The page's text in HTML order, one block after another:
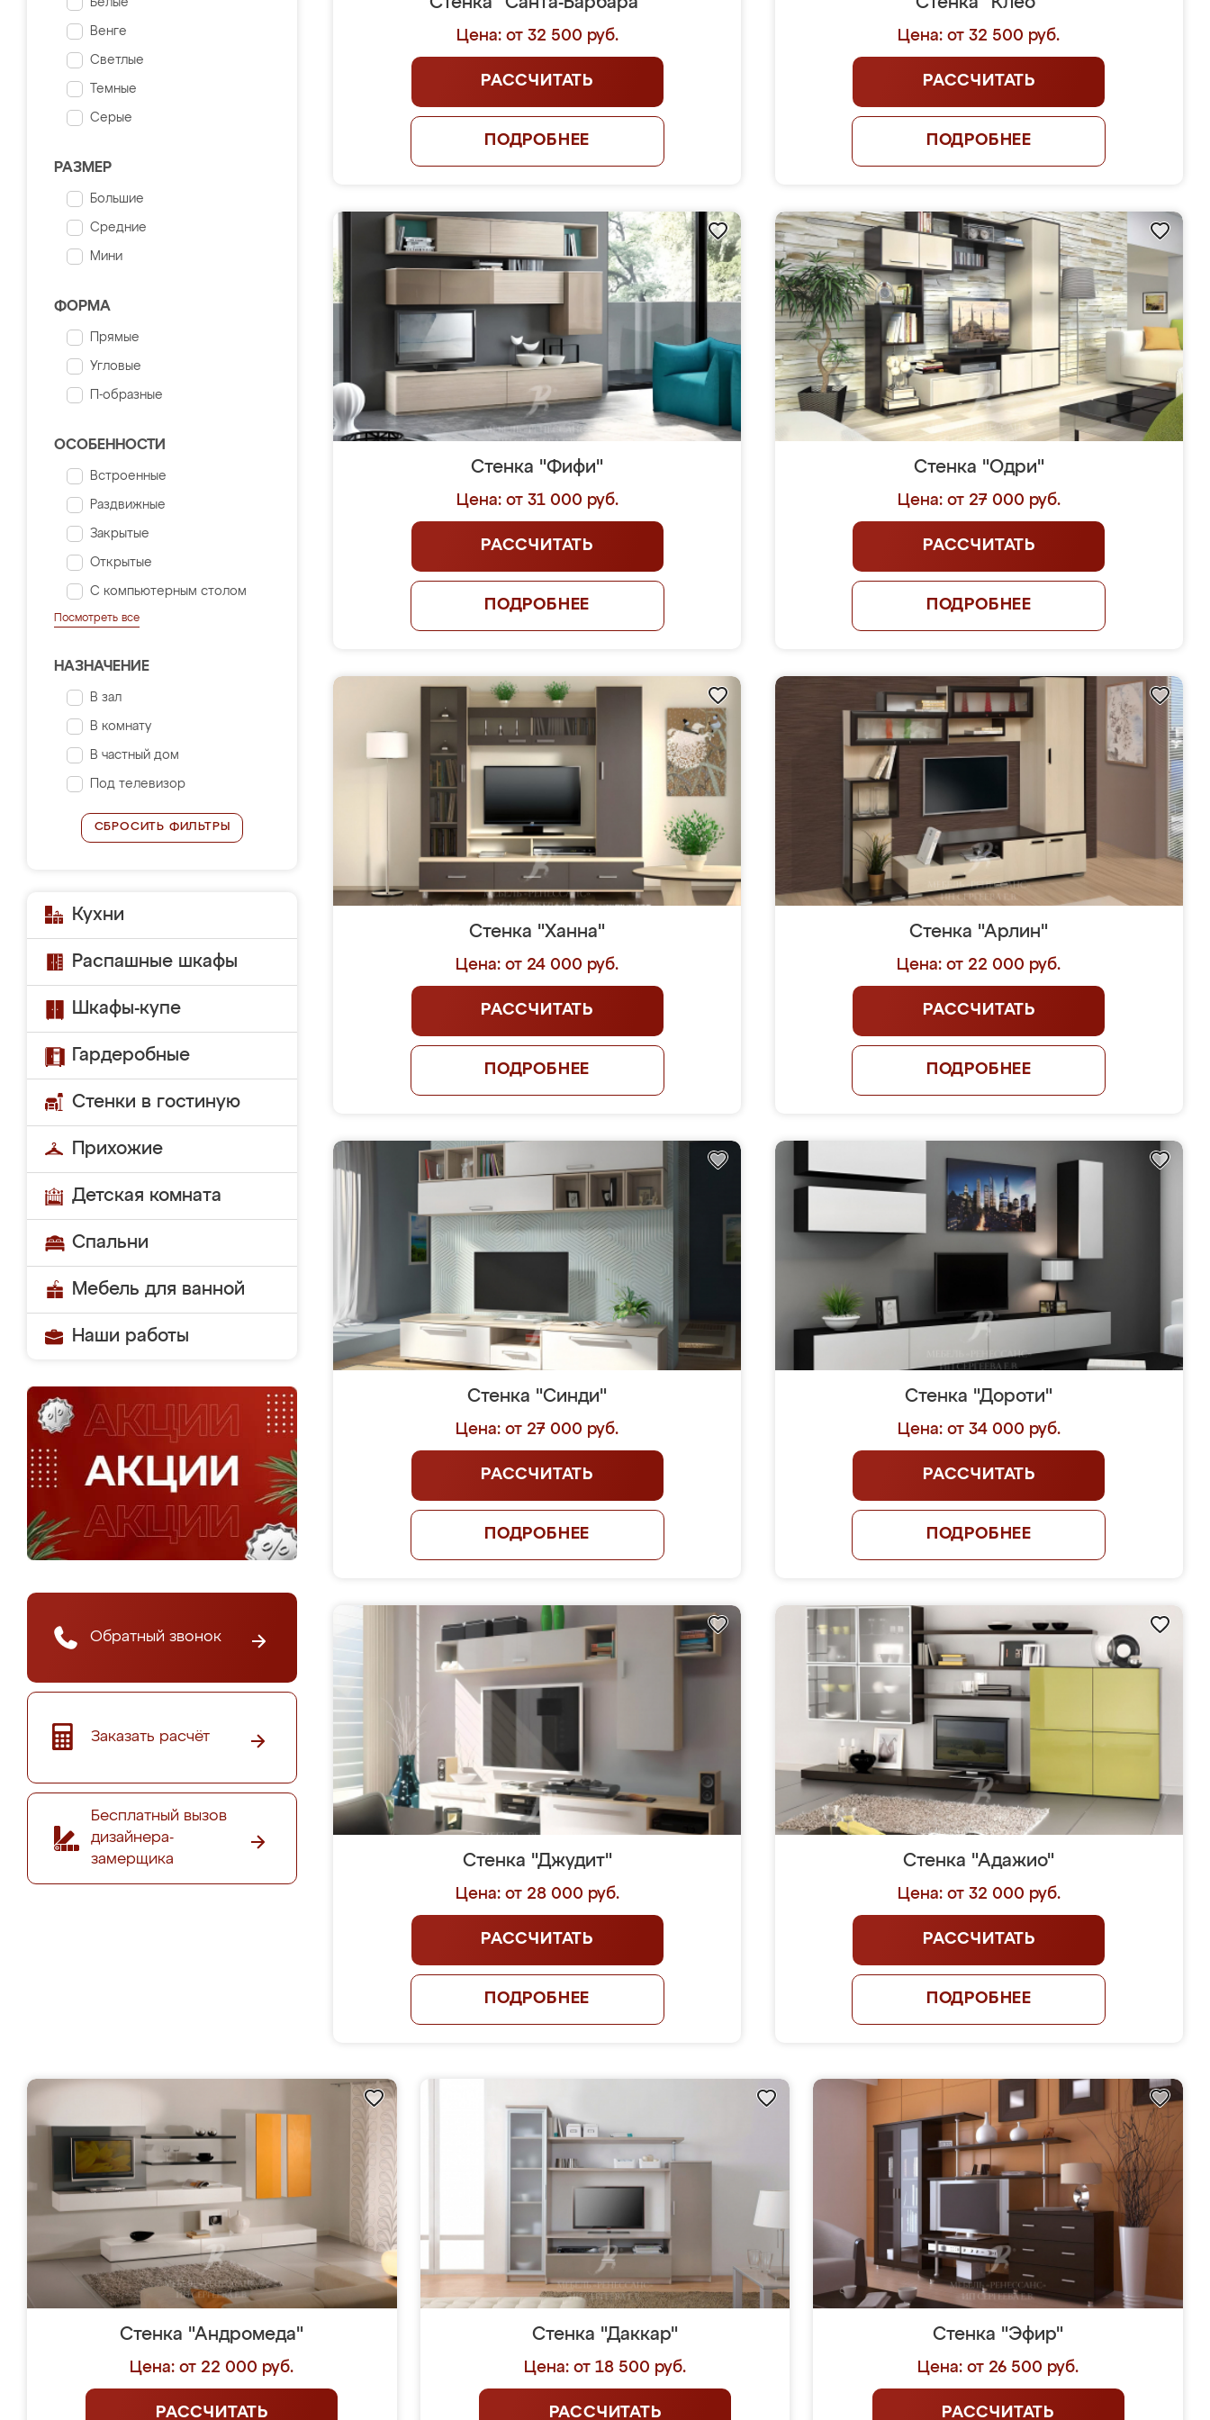
Белые
Венге
Светлые
Темные
Серые
РАЗМЕР
Большие
Средние
Мини
ФОРМА
Прямые
Угловые
П-образные
ОСОБЕННОСТИ
Встроенные
Раздвижные
Закрытые
Открытые
С компьютерным столом
Посмотреть все
НАЗНАЧЕНИЕ
В зал
В комнату
В частный дом
Под телевизор
СБРОСИТЬ ФИЛЬТРЫ
Кухни
Распашные шкафы
Шкафы-купе
Гардеробные
Стенки в гостиную
Прихожие
Детская комната
Спальни
Мебель для ванной
Наши работы
Обратный звонок
Заказать расчёт
Бесплатный вызов
дизайнера-
замерщика
Цена: от 32 500 руб.
РАССЧИТАТЬ
ПОДРОБНЕЕ
Цена: от 32 500 руб.
РАССЧИТАТЬ
ПОДРОБНЕЕ
Стенка "Фифи"
Цена: от 31 000 руб.
РАССЧИТАТЬ
ПОДРОБНЕЕ
Стенка "Одри"
Цена: от 27 000 руб.
РАССЧИТАТЬ
ПОДРОБНЕЕ
Стенка "Ханна"
Цена: от 24 000 руб.
РАССЧИТАТЬ
ПОДРОБНЕЕ
Стенка "Арлин"
Цена: от 22 000 руб.
РАССЧИТАТЬ
ПОДРОБНЕЕ
Стенка "Синди"
Цена: от 27 000 руб.
РАССЧИТАТЬ
ПОДРОБНЕЕ
Стенка "Дороти"
Цена: от 34 000 руб.
РАССЧИТАТЬ
ПОДРОБНЕЕ
Стенка "Джудит"
Цена: от 28 000 руб.
РАССЧИТАТЬ
ПОДРОБНЕЕ
Стенка "Адажио"
Цена: от 32 000 руб.
РАССЧИТАТЬ
ПОДРОБНЕЕ
Стенка "Андромеда"
Цена: от 22 000 руб.
РАССЧИТАТЬ
Стенка "Даккар"
Цена: от 18 500 руб.
РАССЧИТАТЬ
Стенка "Эфир"
Цена: от 26 500 руб.
РАССЧИТАТЬ